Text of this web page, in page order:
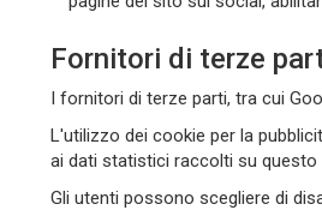
Fornitori di terze
I fornitori di terze parti, tra cui
L'utilizzo dei cookie per la
ai dati statistici raccolti su questo
Gli utenti possono scegliere di